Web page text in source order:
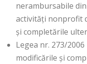
nerambursabile
activități nonprofit
şi completările
Legea nr. 273/
modificările și